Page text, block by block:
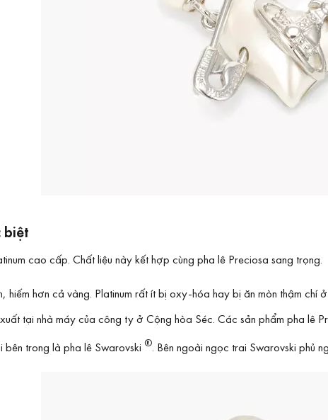
biệt
cao cấp. Chất liệu này kết hợp cùng pha lê Preciosa sang trọng.
hiếm hơn cả vàng. Platinum rất ít bị oxy-hóa hay bị ăn mòn thậm
tại nhà máy của công ty ở Cộng hòa Séc. Các sản phẩm pha lê
trong là pha lê Swarovski ®. Bên ngoài ngọc trai Swarovski phủ